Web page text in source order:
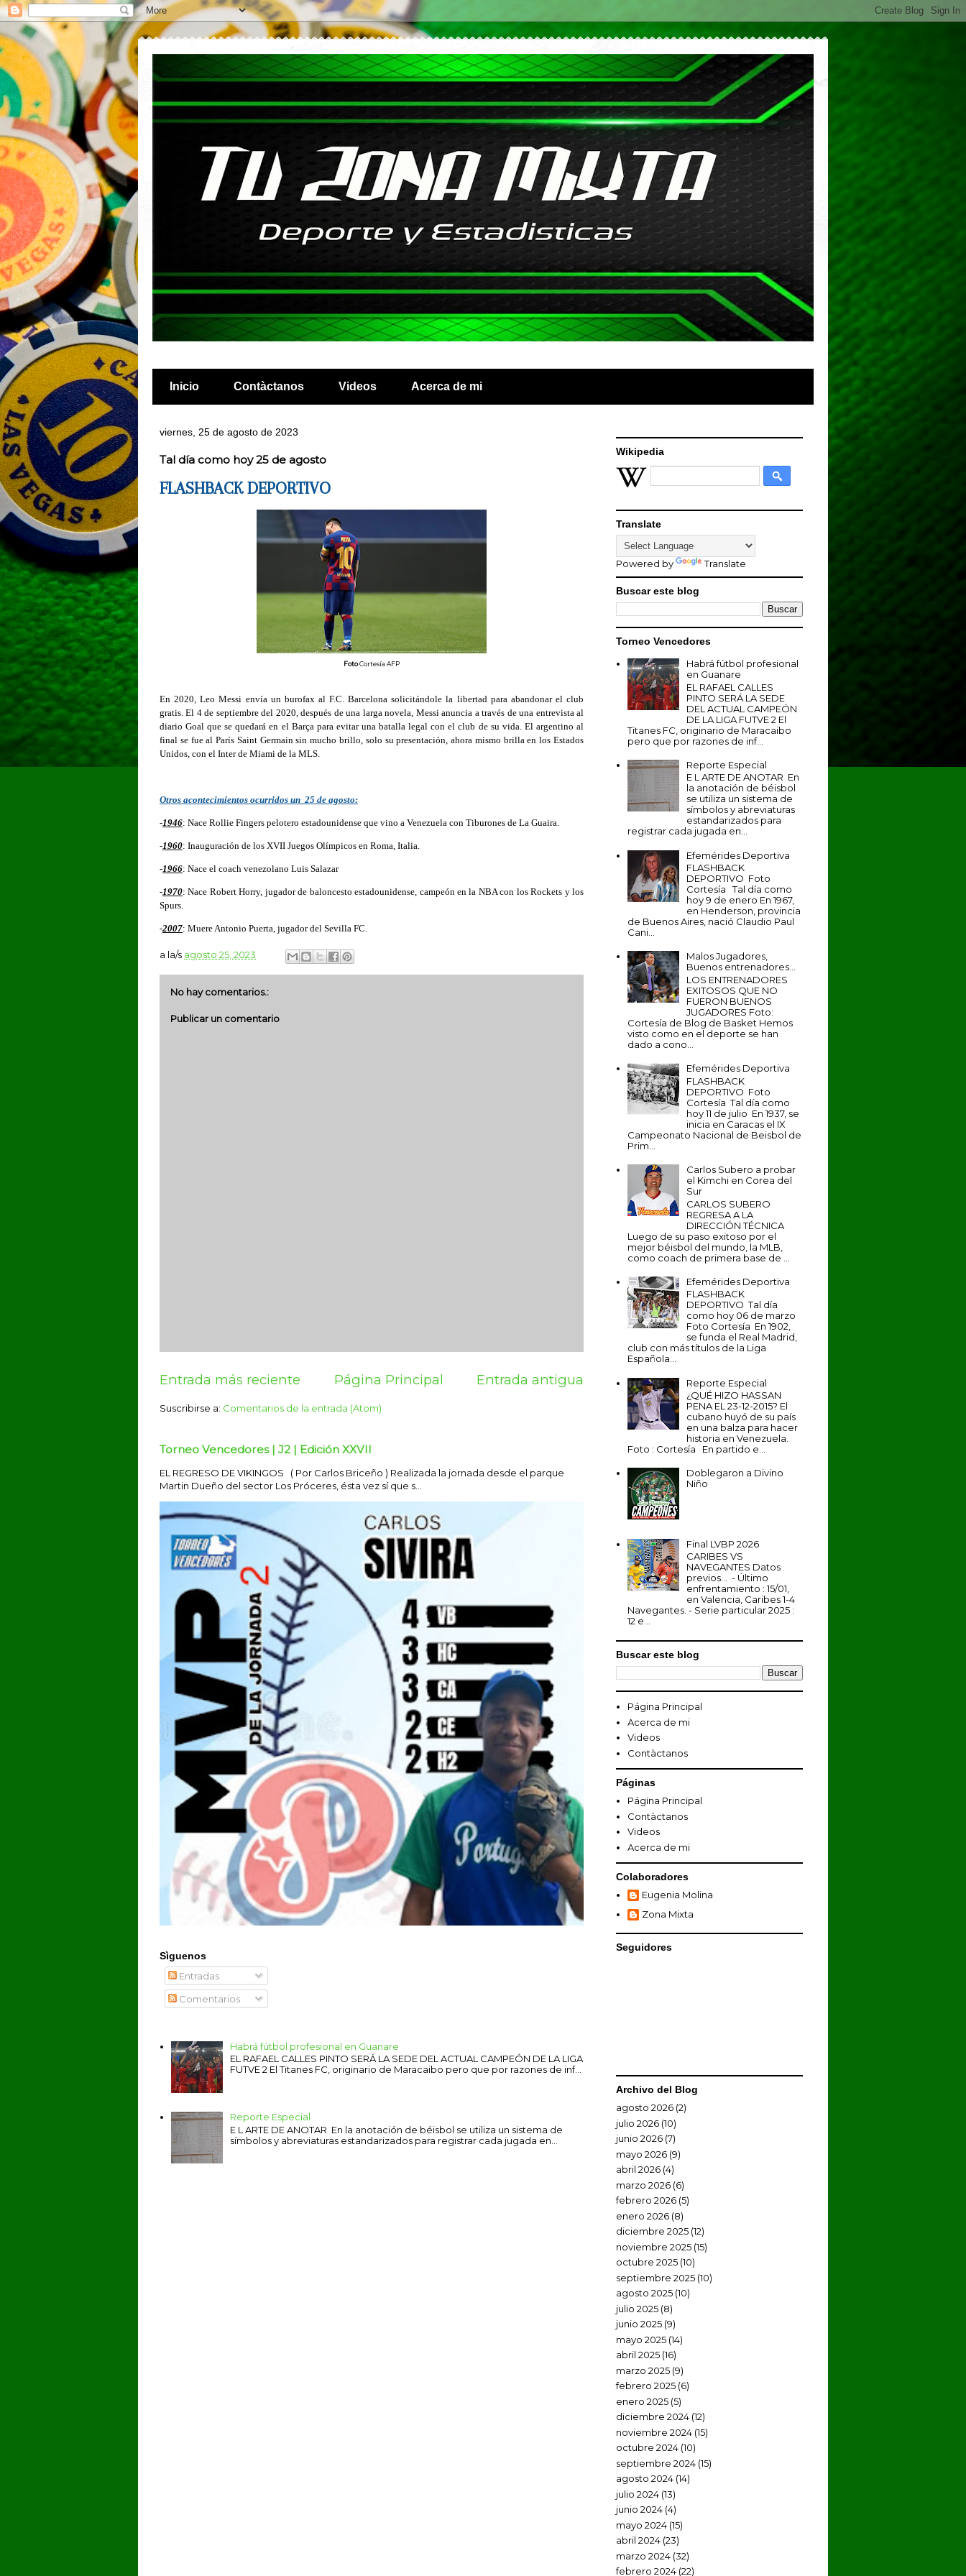
Inicio Contàctanos Videos Acerca de mi
viernes, 25 de agosto de 2023
Tal día como hoy 25 de agosto
FLASHBACK DEPORTIVO
FotoCortesía AFP
En 2020, Leo Messi envía un burofax al F.C. Barcelona solicitándole la libertad para abandonar el club
gratis. El 4 de septiembre del 2020, después de una larga novela, Messi anuncia a través de una entrevista al
diario Goal que se quedará en el Barça para evitar una batalla legal con el club de su vida. El argentino al
final se fue al París Saint Germain sin mucho brillo, solo su presentación, ahora mismo brilla en los Estados
Unidos, con el Inter de Miami de la MLS.
Otros acontecimientos ocurridos un 25 de agosto:
-1946: Nace Rollie Fingers pelotero estadounidense que vino a Venezuela con Tiburones de La Guaira.
-1960: Inauguración de los XVII Juegos Olímpicos en Roma, Italia.
-1966: Nace el coach venezolano Luis Salazar
-1970: Nace Robert Horry, jugador de baloncesto estadounidense, campeón en la NBA con los Rockets y los
Spurs.
-2007: Muere Antonio Puerta, jugador del Sevilla FC.
a la/s agosto 25, 2023
No hay comentarios.:
Publicar un comentario
Entrada más reciente Entrada antigua
Página Principal
Suscribirse a: Comentarios de la entrada (Atom)
Torneo Vencedores | J2 | Edición XXVII
EL REGRESO DE VIKINGOS ( Por Carlos Briceño ) Realizada la jornada desde el parque
Martin Dueño del sector Los Próceres, ésta vez sí que s...
Sìguenos
Entradas
Comentarios
Habrá fútbol profesional en Guanare
EL RAFAEL CALLES PINTO SERÁ LA SEDE DEL ACTUAL CAMPEÓN DE LA LIGA
FUTVE 2 El Titanes FC, originario de Maracaibo pero que por razones de inf...
Reporte Especial
E L ARTE DE ANOTAR En la anotación de béisbol se utiliza un sistema de
símbolos y abreviaturas estandarizados para registrar cada jugada en...
Wikipedia
Translate
Powered by Translate
Buscar este blog
Torneo Vencedores
Habrá fútbol profesional
en Guanare
EL RAFAEL CALLES
PINTO SERÁ LA SEDE
DEL ACTUAL CAMPEÓN
DE LA LIGA FUTVE 2 El
Titanes FC, originario de Maracaibo
pero que por razones de inf...
Reporte Especial
E L ARTE DE ANOTAR En
la anotación de béisbol
se utiliza un sistema de
símbolos y abreviaturas
estandarizados para
registrar cada jugada en...
Efemérides Deportiva
FLASHBACK
DEPORTIVO Foto
Cortesía Tal día como
hoy 9 de enero En 1967,
en Henderson, provincia
de Buenos Aires, nació Claudio Paul
Cani...
Malos Jugadores,
Buenos entrenadores...
LOS ENTRENADORES
EXITOSOS QUE NO
FUERON BUENOS
JUGADORES Foto:
Cortesía de Blog de Basket Hemos
visto como en el deporte se han
dado a cono...
Efemérides Deportiva
FLASHBACK
DEPORTIVO Foto
Cortesía Tal día como
hoy 11 de julio En 1937, se
inicia en Caracas el IX
Campeonato Nacional de Beisbol de
Prim...
Carlos Subero a probar
el Kimchi en Corea del
Sur
CARLOS SUBERO
REGRESA A LA
DIRECCIÓN TÉCNICA
Luego de su paso exitoso por el
mejor béisbol del mundo, la MLB,
como coach de primera base de ...
Efemérides Deportiva
FLASHBACK
DEPORTIVO Tal día
como hoy 06 de marzo
Foto Cortesía En 1902,
se funda el Real Madrid,
club con más títulos de la Liga
Española...
Reporte Especial
¿QUÉ HIZO HASSAN
PENA EL 23-12-2015? El
cubano huyó de su país
en una balza para hacer
historia en Venezuela.
Foto : Cortesía En partido e...
Doblegaron a Divino
Niño
Final LVBP 2026
CARIBES VS
NAVEGANTES Datos
previos... - Último
enfrentamiento : 15/01,
en Valencia, Caribes 1-4
Navegantes. - Serie particular 2025 :
12 e...
Buscar este blog
Página Principal
Acerca de mi
Videos
Contàctanos
Páginas
Página Principal
Contàctanos
Videos
Acerca de mi
Colaboradores
Eugenia Molina
Zona Mixta
Seguidores
Archivo del Blog
agosto 2026 (2)
julio 2026 (10)
junio 2026 (7)
mayo 2026 (9)
abril 2026 (4)
marzo 2026 (6)
febrero 2026 (5)
enero 2026 (8)
diciembre 2025 (12)
noviembre 2025 (15)
octubre 2025 (10)
septiembre 2025 (10)
agosto 2025 (10)
julio 2025 (8)
junio 2025 (9)
mayo 2025 (14)
abril 2025 (16)
marzo 2025 (9)
febrero 2025 (6)
enero 2025 (5)
diciembre 2024 (12)
noviembre 2024 (15)
octubre 2024 (10)
septiembre 2024 (15)
agosto 2024 (14)
julio 2024 (13)
junio 2024 (4)
mayo 2024 (15)
abril 2024 (23)
marzo 2024 (32)
febrero 2024 (22)